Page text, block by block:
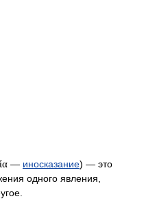
— иносказание) — это
одного явления,